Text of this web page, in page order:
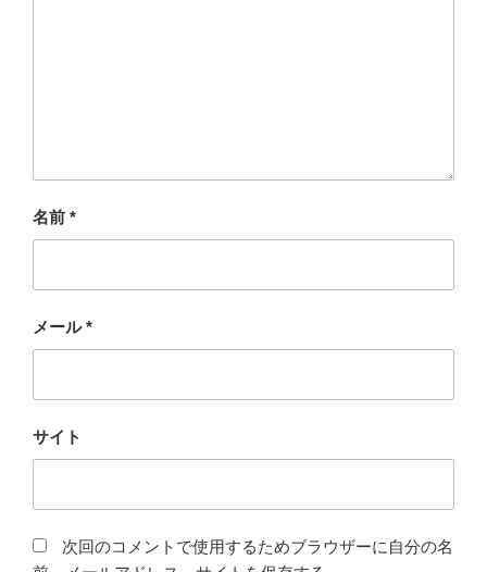
名前 *
メール*
サイト
次回のコメントで使用するためブラウザーに自分の名